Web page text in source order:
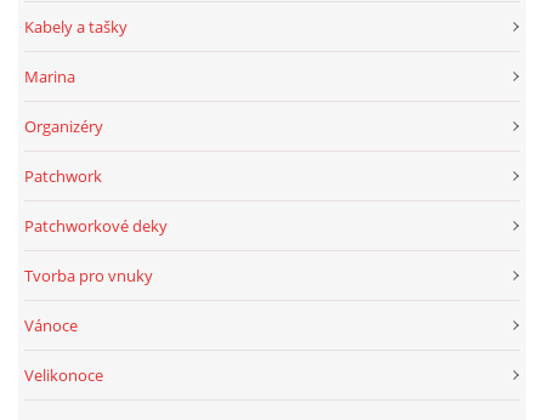
Kabely a tašky
Marina
Organizéry
Patchwork
Patchworkové deky
Tvorba pro vnuky
Vánoce
Velikonoce